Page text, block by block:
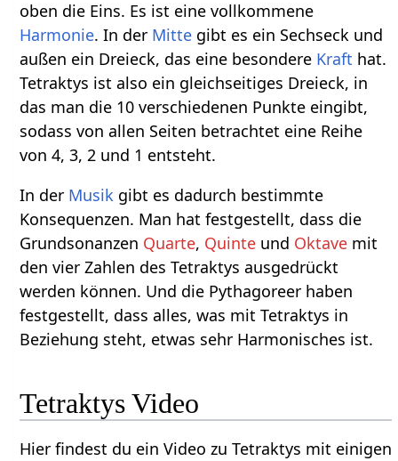
oben die Eins. Es ist eine vollkommene
Harmonie. In der Mitte gibt es ein Sechseck und
außen ein Dreieck, das eine besondere Kraft hat.
Tetraktys ist also ein gleichseitiges Dreieck, in
das man die 10 verschiedenen Punkte eingibt,
sodass von allen Seiten betrachtet eine Reihe
von 4, 3, 2 und 1 entsteht.
In der Musik gibt es dadurch bestimmte
Konsequenzen. Man hat festgestellt, dass die
Grundsonanzen Quarte, Quinte und Oktave mit
den vier Zahlen des Tetraktys ausgedrückt
werden können. Und die Pythagoreer haben
festgestellt, dass alles, was mit Tetraktys in
Beziehung steht, etwas sehr Harmonisches ist.
Tetraktys Video
Hier findest du ein Video zu Tetraktys mit einigen